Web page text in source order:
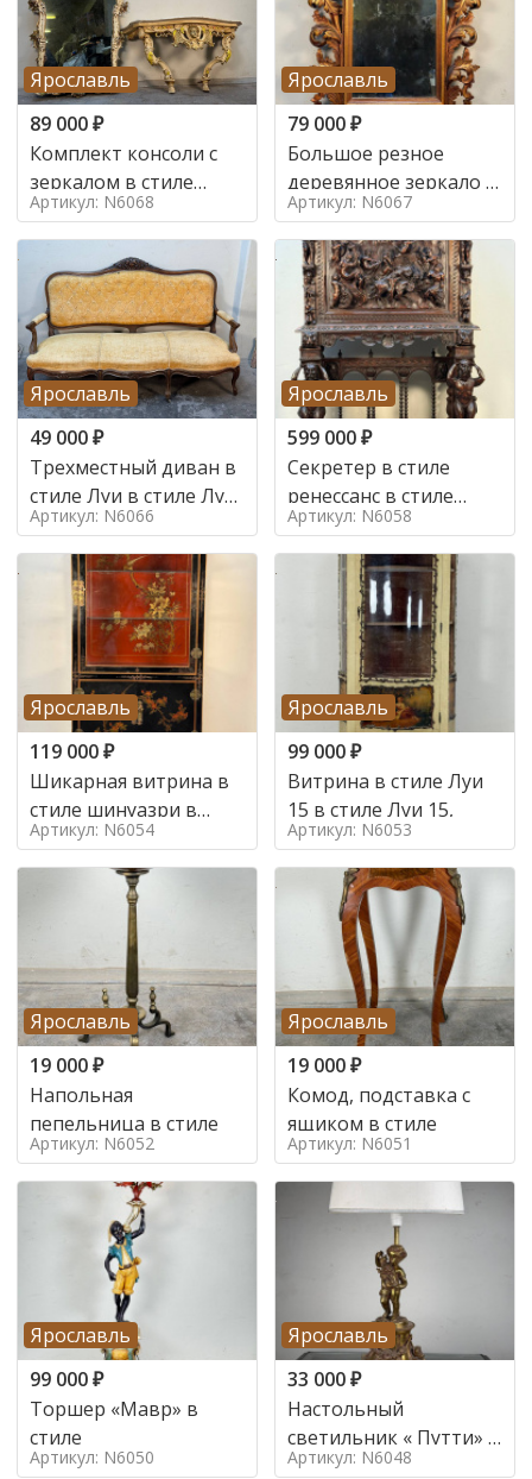
Ярославль
89 000₽
Комплект консоли с
зеркалом в стиле
ренессанс,
Артикул: N6068
Ярославль
79 000₽
Большое резное
деревянное зеркало с
золочением в стиле
Артикул: N6067
Ярославль
49 000₽
Трехместный диван в
стиле Луи в стиле Луи
16,
Артикул: N6066
Ярославль
599 000₽
Секретер в стиле
ренессанс в стиле
ренессанс, 19 век
Артикул: N6058
Ярославль
119 000₽
Шикарная витрина в
стиле шинуазри в
стиле шинуазри,
Артикул: N6054
Ярославль
99 000₽
Витрина в стиле Луи
15 в стиле Луи 15,
Артикул: N6053
Ярославль
19 000₽
Напольная
пепельница в стиле
Артикул: N6052
Ярославль
19 000₽
Комод, подставка с
ящиком в стиле
Артикул: N6051
Ярославль
99 000₽
Торшер «Мавр» в
стиле
Артикул: N6050
Ярославль
33 000₽
Настольный
светильник « Путти» в
стиле
Артикул: N6048